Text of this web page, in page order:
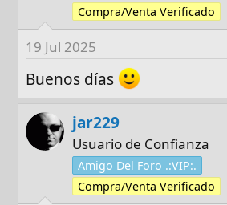
Compra/Venta Verificado
19 Jul 2025
Buenos días
jar229
Usuario de Confianza
Amigo Del Foro .:VIP:.
Compra/Venta Verificado